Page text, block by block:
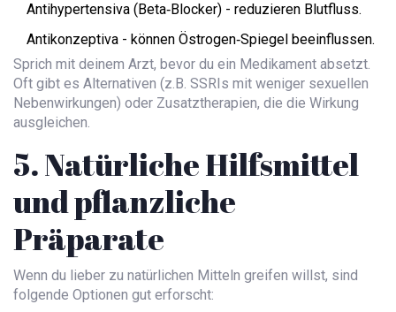
Antihypertensiva (Beta‑Blocker) - reduzieren Blutfluss.
Antikonzeptiva - können Östrogen‑Spiegel beeinflussen.
Sprich mit deinem Arzt, bevor du ein Medikament absetzt.
Oft gibt es Alternativen (z.B. SSRIs mit weniger sexuellen
Nebenwirkungen) oder Zusatztherapien, die die Wirkung
ausgleichen.
5. Natürliche Hilfsmittel
und pflanzliche
Präparate
Wenn du lieber zu natürlichen Mitteln greifen willst, sind
folgende Optionen gut erforscht: